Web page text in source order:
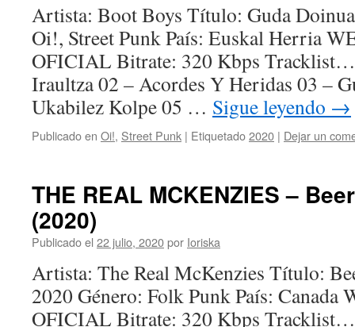
Artista: Boot Boys Título: Guda
Oi!, Street Punk País: Euskal Herria
OFICIAL Bitrate: 320 Kbps
Iraultza 02 – Acordes Y Heridas 03 –
Ukabilez Kolpe 05 … Sigue leyendo →
Publicado en Oi!, Street Punk | Etiquetado2020 | Dejar un
THE REAL MCKENZIES –
(2020)
Publicado el 22 julio, 2020por Ioriska
Artista: The Real McKenzies Título:
2020 Género: Folk Punk País: Canada
OFICIAL Bitrate: 320 Kbps